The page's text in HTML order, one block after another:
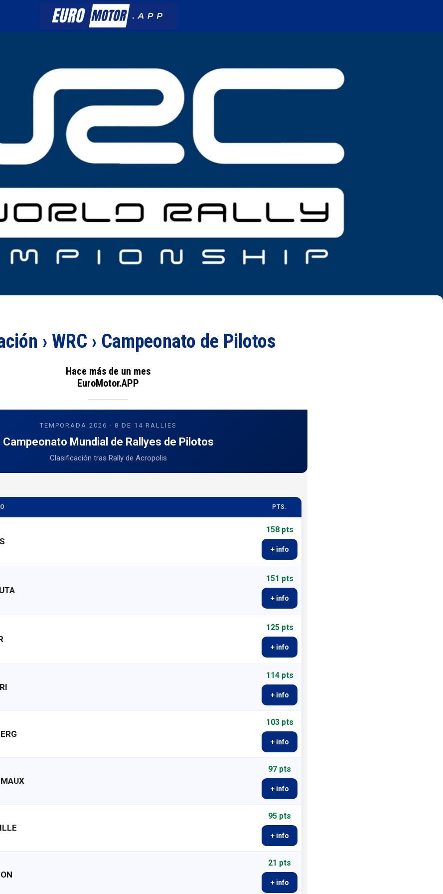
› WRC › Campeonato de Pilotos
Hace más de un mes
EuroMotor.APP
TEMPORADA 2026 · 8 DE 14 RALLIES
Campeonato Mundial de Rallyes de Pilotos
Clasificación tras Rally de Acropolis
PTS.
158 pts
+ info
151 pts
+ info
125 pts
+ info
114 pts
+ info
103 pts
+ info
97 pts
+ info
95 pts
+ info
21 pts
+ info